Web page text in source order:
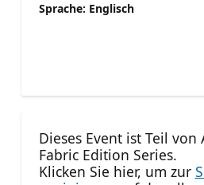
Sprache: Englisch
Dieses Event ist Teil von
Fabric Edition Series.
Klicken Sie hier, um zur